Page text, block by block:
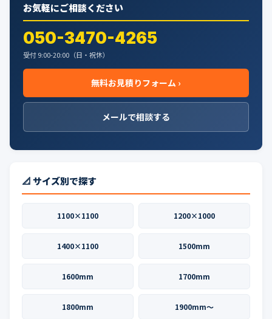
お気軽にご相談ください
050-3470-4265
受付 9:00-20:00（日・祝休）
無料お見積りフォーム ›
メールで相談する
📐 サイズ別で探す
1100×1100 1200×1000
1400×1100 1500mm
1600mm 1700mm
1800mm 1900mm〜